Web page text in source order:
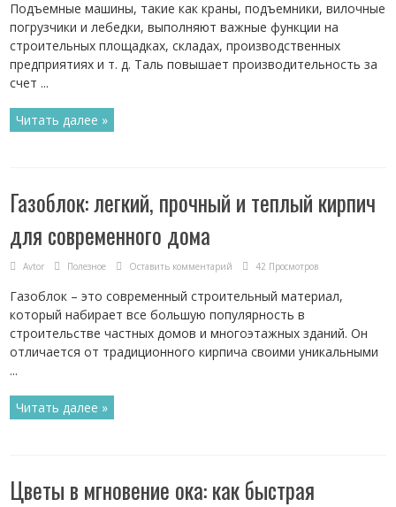
Подъемные машины, такие как краны, подъемники, вилочные
погрузчики и лебедки, выполняют важные функции на
строительных площадках, складах, производственных
предприятиях и т. д. Таль повышает производительность за
счет ...
Читать далее »
Газоблок: легкий, прочный и теплый кирпич
для современного дома
Avtor Полезное Оставить комментарий 42 Просмотров
Газоблок – это современный строительный материал,
который набирает все большую популярность в
строительстве частных домов и многоэтажных зданий. Он
отличается от традиционного кирпича своими уникальными
...
Читать далее »
Цветы в мгновение ока: как быстрая